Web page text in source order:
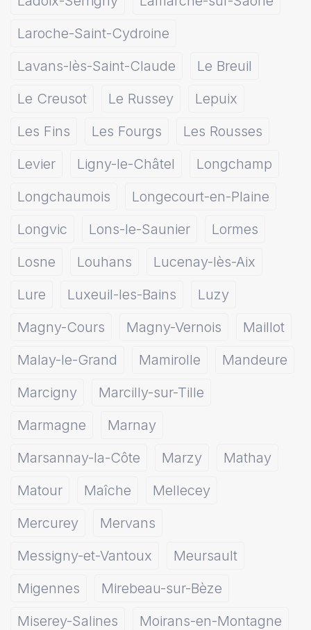
Laroche-Saint-Cydroine
Lavans-lès-Saint-Claude
Le Breuil
Le Creusot
Le Russey
Lepuix
Les Fins
Les Fourgs
Les Rousses
Levier
Ligny-le-Châtel
Longchamp
Longchaumois
Longecourt-en-Plaine
Longvic
Lons-le-Saunier
Lormes
Losne
Louhans
Lucenay-lès-Aix
Lure
Luxeuil-les-Bains
Luzy
Magny-Cours
Magny-Vernois
Maillot
Malay-le-Grand
Mamirolle
Mandeure
Marcigny
Marcilly-sur-Tille
Marmagne
Marnay
Marsannay-la-Côte
Marzy
Mathay
Matour
Maîche
Mellecey
Mercurey
Mervans
Messigny-et-Vantoux
Meursault
Migennes
Mirebeau-sur-Bèze
Miserey-Salines
Moirans-en-Montagne